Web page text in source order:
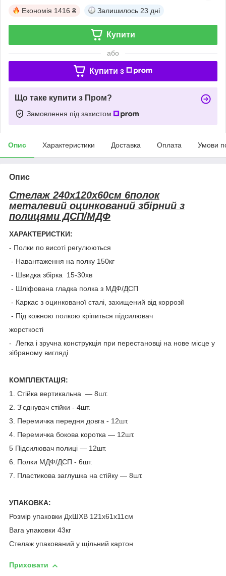
Економія 1416 ₴ Залишилось 23 дні
Купити
або
Купити з
Що таке купити з Пром?
Замовлення під захистом
Опис Характеристики Доставка Оплата Умови
Опис
Стелаж 240x120х60см 6полок
металевий оцинкований збірний з
полицями ДСП/МДФ
ХАРАКТЕРИСТКИ:
- Полки по висоті регулюються
- Навантаження на полку 150кг
- Швидка збірка 15-30хв
- Шліфована гладка полка з МДФ/ДСП
- Каркас з оцинкованої сталі, захищений від коррозії
- Під кожною полкою кріпиться підсилювач
жорсткості
- Легка і зручна конструкція при перестановці на нове місце у
зібраному вигляді
КОМПЛЕКТАЦІЯ:
1. Стійка вертикальна — 8шт.
2. З'єднувач стійки - 4шт.
3. Перемичка передня довга - 12шт.
4. Перемичка бокова коротка — 12шт.
5 Підсилювач полиці — 12шт.
6. Полки МДФ/ДСП - 6шт.
7. Пластикова заглушка на стійку — 8шт.
УПАКОВКА:
Розмір упаковки ДхШХВ 121х61х11см
Вага упаковки 43кг
Стелаж упакований у щільний картон
Приховати